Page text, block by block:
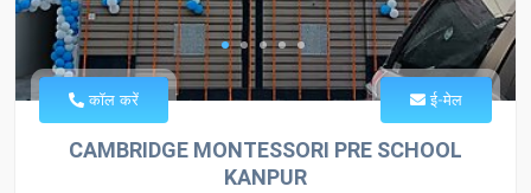
कॉल करें ई-मेल
CAMBRIDGE MONTESSORI PRE SCHOOL
KANPUR